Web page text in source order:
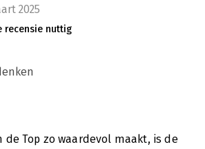
2025
recensie nuttig
de Top zo waardevol maakt, is de